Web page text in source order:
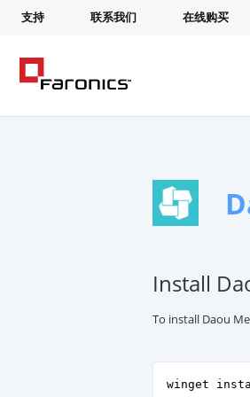
支持 联系我们 在线购买
Install
To install Daou
winget